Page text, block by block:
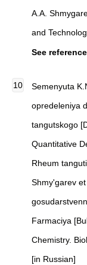
A.A.
and
See reference
Semenyuta
opredeleniya
tangutskogo [
Quantitative
Rheum
Shmy'garev
Farmaciya [
Chemistry.
[in Russian]